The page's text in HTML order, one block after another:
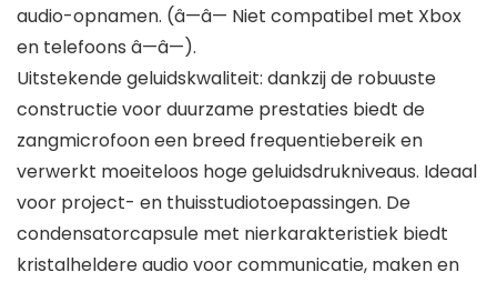
audio-opnamen. (â—â— Niet compatibel met Xbox
en telefoons â—â—).
Uitstekende geluidskwaliteit: dankzij de robuuste
constructie voor duurzame prestaties biedt de
zangmicrofoon een breed frequentiebereik en
verwerkt moeiteloos hoge geluidsdrukniveaus. Ideaal
voor project- en thuisstudiotoepassingen. De
condensatorcapsule met nierkarakteristiek biedt
kristalheldere audio voor communicatie, maken en